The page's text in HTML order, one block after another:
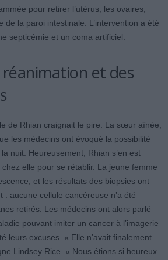
pour retirer l’utérus, les ovaires,
de la paroi intestinale. L’intervention a été
septicémie et un coma artificiel.
et des
de Rhian craignait le pire. La sœur aînée,
les médecins ont évoqué la possibilité
nuit. Heureusement, Rhian s’en est
elle pour se rétablir. La jeune femme
et les résultats des biopsies ont
: aucune cellule cancéreuse n’a été
retirés. Les médecins ont alors parlé
pouvant imiter un cancer à l’imagerie
leurs excuses. « Elle n’avait finalement
Lindsey Rice. « Nous étions si heureux.